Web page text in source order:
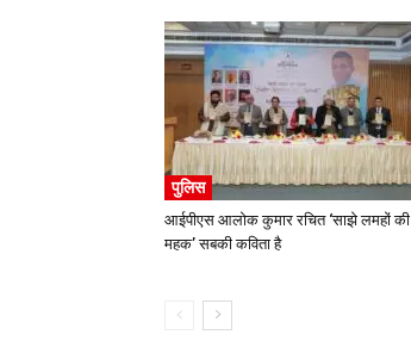
पुलिस
आईपीएस आलोक कुमार रचित ‘साझे लमहों की
महक’ सबकी कविता है